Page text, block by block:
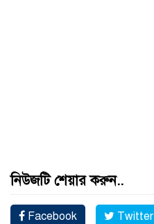
নিউজটি শেয়ার করুন..
Facebook Twitter